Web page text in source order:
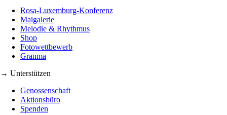
Rosa-Luxemburg-Konferenz
Maigalerie
Melodie & Rhythmus
Shop
Fotowettbewerb
Granma
→ Unterstützen
Genossenschaft
Aktionsbüro
Spenden